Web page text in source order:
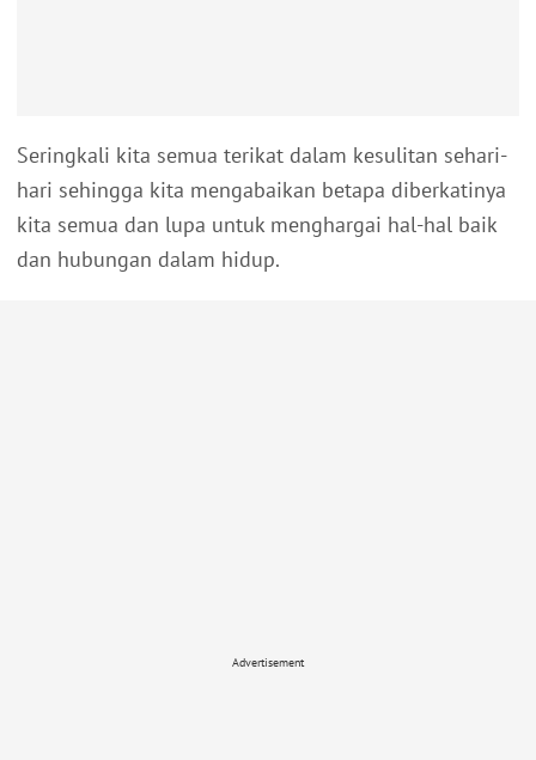
Seringkali kita semua terikat dalam kesulitan sehari-
hari sehingga kita mengabaikan betapa diberkatinya
kita semua dan lupa untuk menghargai hal-hal baik
dan hubungan dalam hidup.
Advertisement